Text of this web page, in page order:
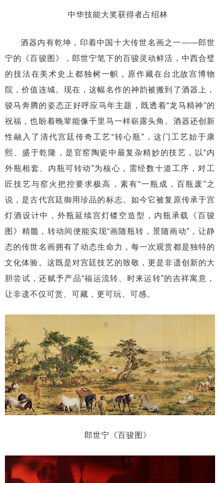
中华技能大奖获得者占绍林
酒器内有乾坤，印着中国十大传世名画之一——郎世
宁的《百骏图》，郎世宁笔下的百骏灵动鲜活，中西合璧
的技法在美术史上都独树一帜，原作藏在台北故宫博物
院，价值连城。现在，这幅名作的神韵被搬到了酒器上，
骏马奔腾的姿态正好呼应马年主题，既透着“龙马精神”的
祝福，也盼着晚辈能像千里马一样崭露头角。酒器还创新
性融入了清代宫廷传奇工艺“转心瓶”，这门工艺始于康
熙、盛于乾隆，是官窑陶瓷中最复杂精妙的技艺，以“内
外瓶相套、内瓶可转动”为核心，需经数十道工序，对工
匠技艺与窑火把控要求极高，素有“一瓶成，百瓶废”之
说，是古代宫廷御用珍品的标志。如今它被复原传承于宫
灯酒设计中，外瓶延续宫灯镂空造型，内瓶承载《百骏
图》精髓，转动间便能实现“画随瓶转，景随画动”，让静
态的传世名画拥有了动态生命力，每一次观赏都是独特的
文化体验。这既是对宫廷技艺的致敬，更是非遗创新的大
胆尝试，还赋予产品“福运流转、时来运转”的吉祥寓意，
让非遗不仅可赏、可藏，更可玩、可感。
郎世宁《百骏图》